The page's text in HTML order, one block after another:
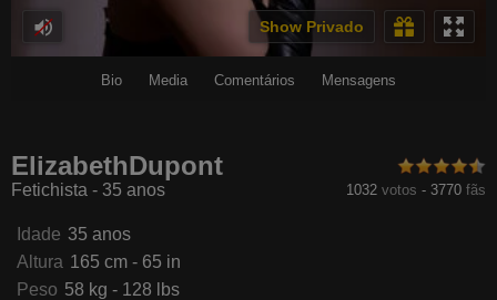
Show Privado
Bio Media Comentários Mensagens
1032 votos - 3770 fãs
ElizabethDupont
Fetichista - 35 anos
Idade 35 anos
Altura 165 cm - 65 in
Peso 58 kg - 128 lbs